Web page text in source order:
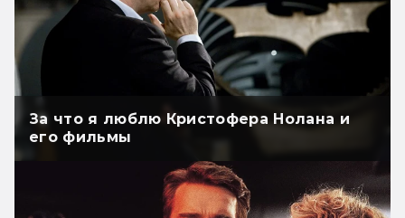
За что я люблю Кристофера Нолана и
его фильмы